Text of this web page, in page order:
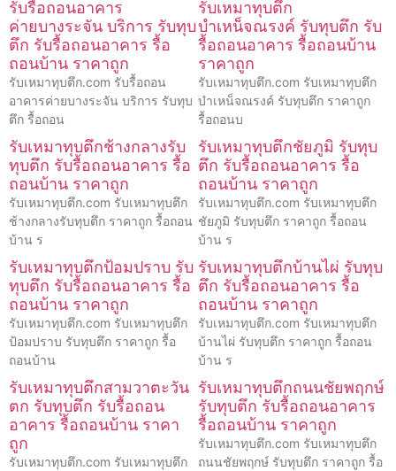
รับรื้อถอนอาคาร
ค่ายบางระจัน บริการ รับทุบ
ตึก รับรื้อถอนอาคาร รื้อ
ถอนบ้าน ราคาถูก
รับเหมาทุบตึก.com รับรื้อถอน
อาคารค่ายบางระจัน บริการ รับทุบ
ตึก รื้อถอน
รับเหมาทุบตึก
บำเหน็จณรงค์ รับทุบตึก รับ
รื้อถอนอาคาร รื้อถอนบ้าน
ราคาถูก
รับเหมาทุบตึก.com รับเหมาทุบตึก
บำเหน็จณรงค์ รับทุบตึก ราคาถูก
รื้อถอนบ
รับเหมาทุบตึกช้างกลางรับ
ทุบตึก รับรื้อถอนอาคาร รื้อ
ถอนบ้าน ราคาถูก
รับเหมาทุบตึก.com รับเหมาทุบตึก
ช้างกลางรับทุบตึก ราคาถูก รื้อถอน
บ้าน ร
รับเหมาทุบตึกชัยภูมิ รับทุบ
ตึก รับรื้อถอนอาคาร รื้อ
ถอนบ้าน ราคาถูก
รับเหมาทุบตึก.com รับเหมาทุบตึก
ชัยภูมิ รับทุบตึก ราคาถูก รื้อถอน
บ้าน ร
รับเหมาทุบตึกป้อมปราบ รับ
ทุบตึก รับรื้อถอนอาคาร รื้อ
ถอนบ้าน ราคาถูก
รับเหมาทุบตึก.com รับเหมาทุบตึก
ป้อมปราบ รับทุบตึก ราคาถูก รื้อ
ถอนบ้าน
รับเหมาทุบตึกบ้านไผ่ รับทุบ
ตึก รับรื้อถอนอาคาร รื้อ
ถอนบ้าน ราคาถูก
รับเหมาทุบตึก.com รับเหมาทุบตึก
บ้านไผ่ รับทุบตึก ราคาถูก รื้อถอน
บ้าน ร
รับเหมาทุบตึกสามวาตะวัน
ตก รับทุบตึก รับรื้อถอน
อาคาร รื้อถอนบ้าน ราคา
ถูก
รับเหมาทุบตึก.com รับเหมาทุบตึก
รับเหมาทุบตึกถนนชัยพฤกษ์
รับทุบตึก รับรื้อถอนอาคาร
รื้อถอนบ้าน ราคาถูก
รับเหมาทุบตึก.com รับเหมาทุบตึก
ถนนชัยพฤกษ์ รับทุบตึก ราคาถูก รื้อ